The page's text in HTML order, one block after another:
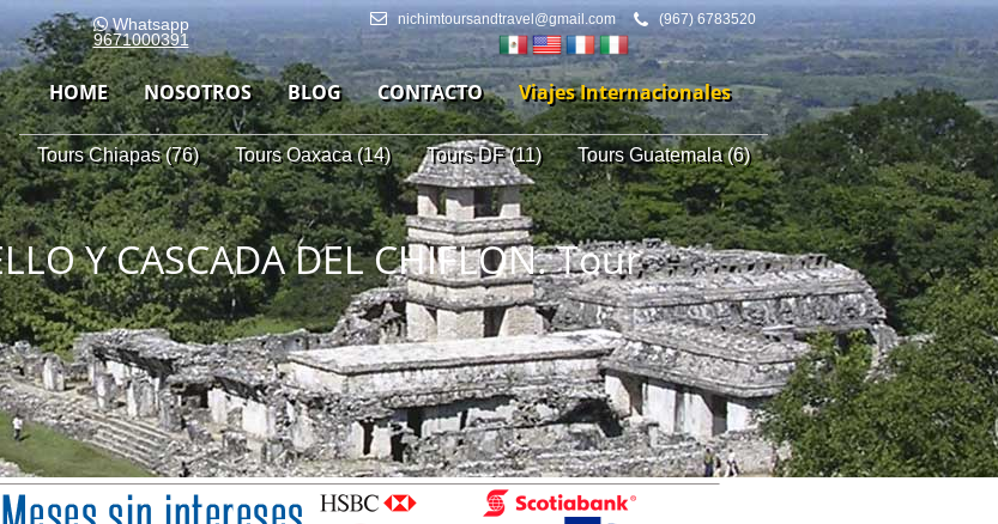
Whatsapp
9671000391
nichimtoursandtravel@gmail.com (967) 6783520
HOME NOSOTROS BLOG CONTACTO Viajes Internacionales
Tours Chiapas (76) Tours Oaxaca (14) Tours DF (11) Tours Guatemala (6)
Y CASCADA DEL CHIFLON. Tour